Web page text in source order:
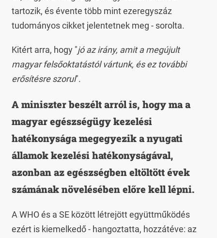
tartozik, és évente több mint ezeregyszáz
tudományos cikket jelentetnek meg - sorolta.
Kitért arra, hogy "jó az irány, amit a megújult
magyar felsőoktatástól vártunk, és ez további
erősítésre szorul".
A miniszter beszélt arról is, hogy ma a
magyar egészségügy kezelési
hatékonysága megegyezik a nyugati
államok kezelési hatékonyságával,
azonban az egészségben eltöltött évek
számának növelésében előre kell lépni.
A WHO és a SE között létrejött együttműködés
ezért is kiemelkedő - hangoztatta, hozzátéve: az